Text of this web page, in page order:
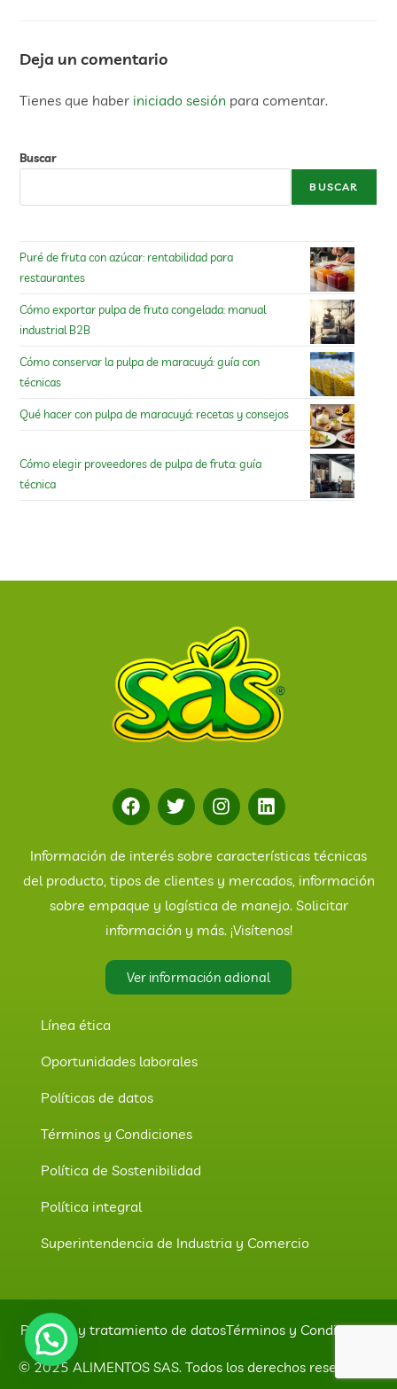
Deja un comentario
Tienes que haber iniciado sesión para comentar.
Buscar
BUSCAR
Puré de fruta con azúcar: rentabilidad para
restaurantes
Cómo exportar pulpa de fruta congelada: manual
industrial B2B
Cómo conservar la pulpa de maracuyá: guía con
técnicas
Qué hacer con pulpa de maracuyá: recetas y consejos
Cómo elegir proveedores de pulpa de fruta: guía
técnica
Información de interés sobre características técnicas
del producto, tipos de clientes y mercados, información
sobre empaque y logística de manejo. Solicitar
información y más. ¡Visítenos!
Ver información adional
Línea ética
Oportunidades laborales
Políticas de datos
Términos y Condiciones
Política de Sostenibilidad
Política integral
Superintendencia de Industria y Comercio
© 2025 ALIMENTOS SAS. Todos los derechos reservados
Políticas y tratamiento de datosTérminos y Condiciones